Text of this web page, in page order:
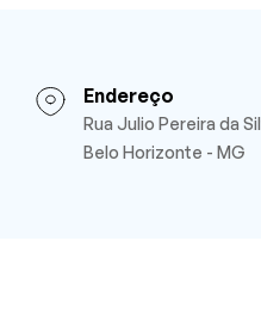
Endereço
Rua Julio Pereira da
Belo Horizonte - MG